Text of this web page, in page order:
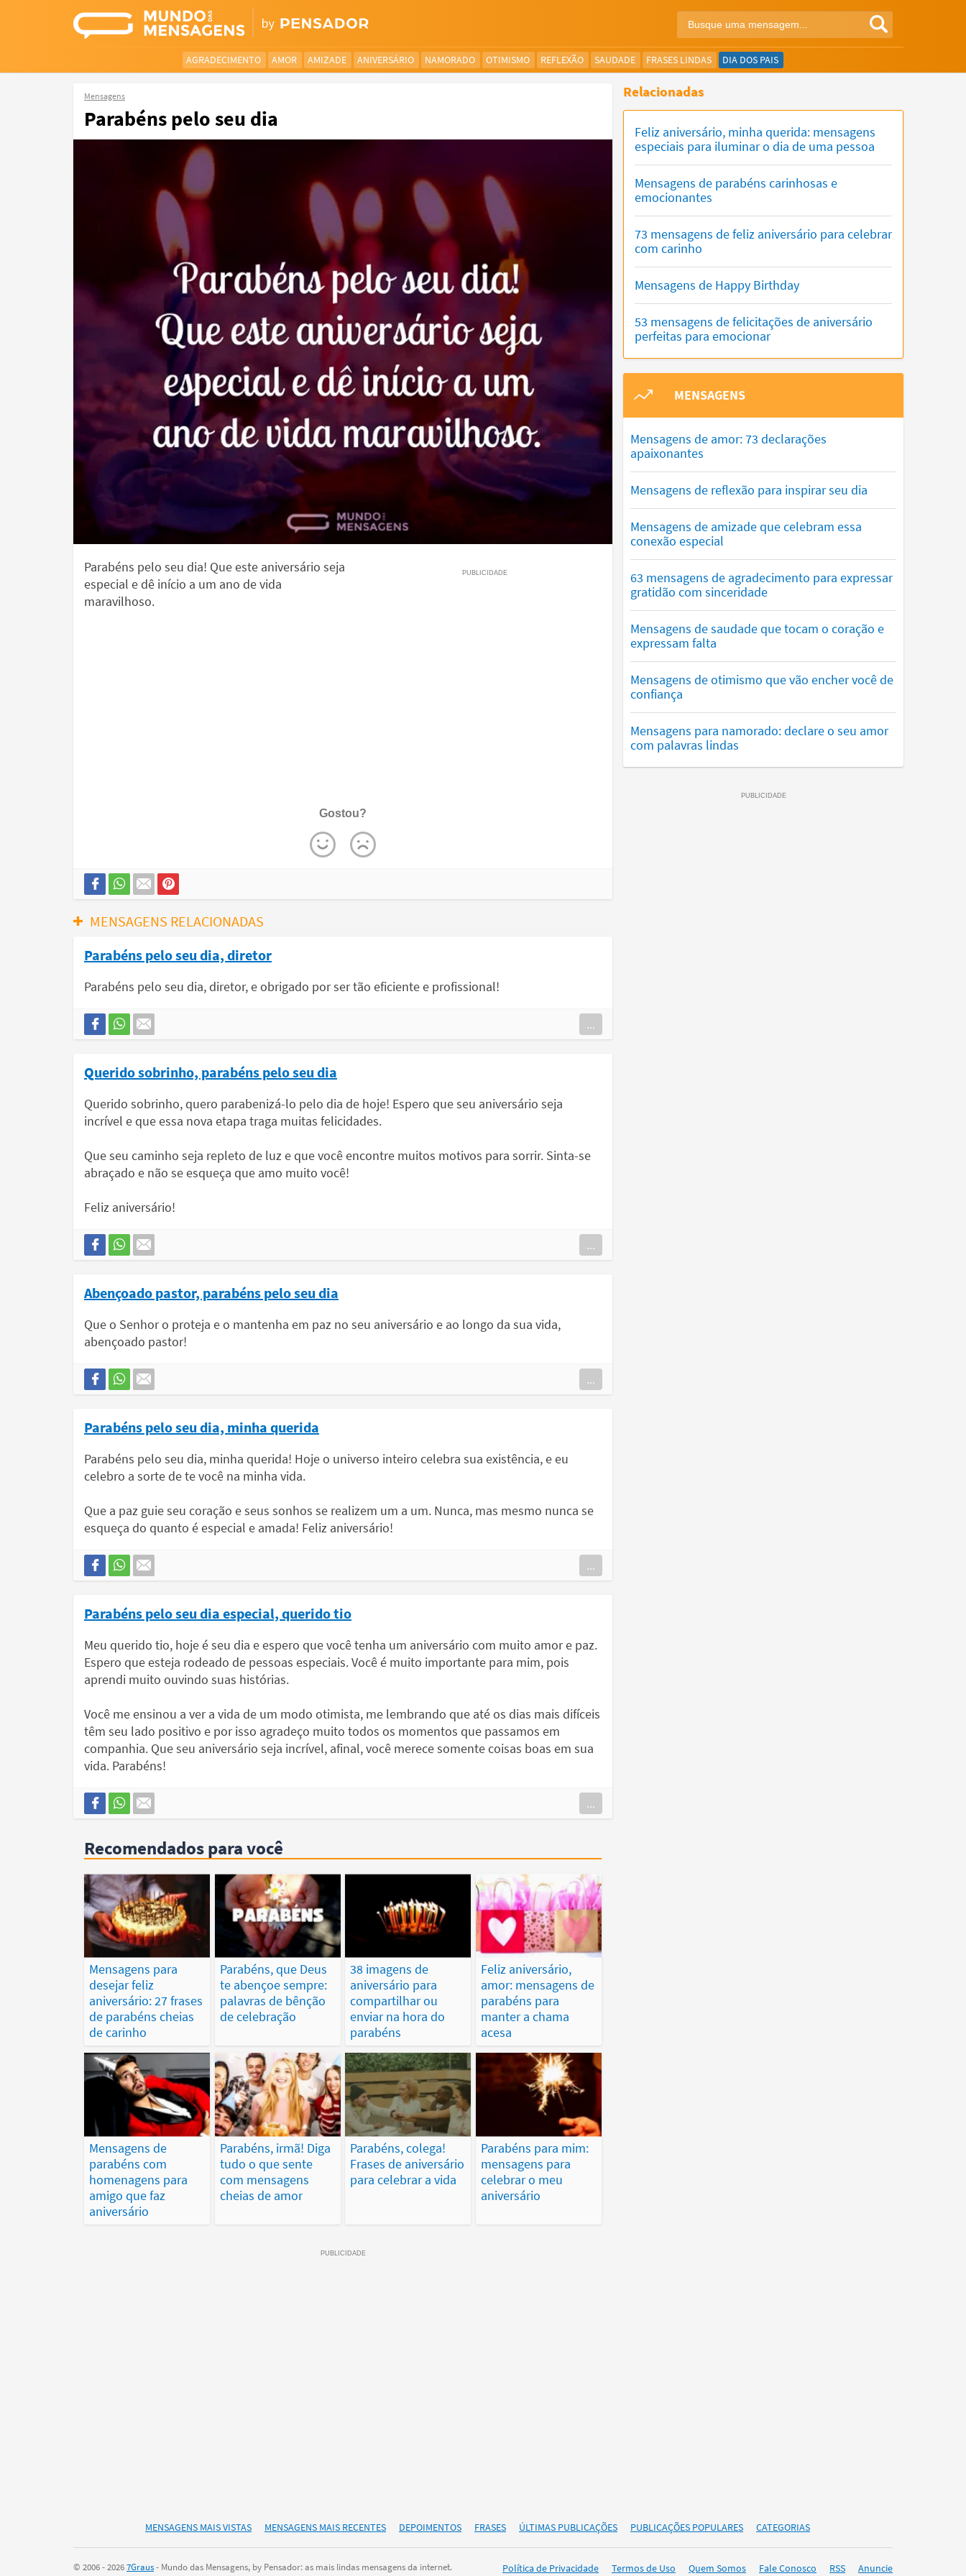
AGRADECIMENTO AMOR AMIZADE ANIVERSÁRIO NAMORADO OTIMISMO REFLEXÃO SAUDADE FRASES LINDAS DIA DOS PAIS
Mensagens
Parabéns pelo seu dia
Parabéns pelo seu dia! Que este aniversário seja
especial e dê início a um ano de vida
maravilhoso.
Gostou?
MENSAGENS RELACIONADAS
Parabéns pelo seu dia, diretor
Parabéns pelo seu dia, diretor, e obrigado por ser tão eficiente e profissional!
...
Querido sobrinho, parabéns pelo seu dia
Querido sobrinho, quero parabenizá-lo pelo dia de hoje! Espero que seu aniversário seja
incrível e que essa nova etapa traga muitas felicidades.
Que seu caminho seja repleto de luz e que você encontre muitos motivos para sorrir. Sinta-se
abraçado e não se esqueça que amo muito você!
Feliz aniversário!
...
Abençoado pastor, parabéns pelo seu dia
Que o Senhor o proteja e o mantenha em paz no seu aniversário e ao longo da sua vida,
abençoado pastor!
...
Parabéns pelo seu dia, minha querida
Parabéns pelo seu dia, minha querida! Hoje o universo inteiro celebra sua existência, e eu
celebro a sorte de te você na minha vida.
Que a paz guie seu coração e seus sonhos se realizem um a um. Nunca, mas mesmo nunca se
esqueça do quanto é especial e amada! Feliz aniversário!
...
Parabéns pelo seu dia especial, querido tio
Meu querido tio, hoje é seu dia e espero que você tenha um aniversário com muito amor e paz.
Espero que esteja rodeado de pessoas especiais. Você é muito importante para mim, pois
aprendi muito ouvindo suas histórias.
Você me ensinou a ver a vida de um modo otimista, me lembrando que até os dias mais difíceis
têm seu lado positivo e por isso agradeço muito todos os momentos que passamos em
companhia. Que seu aniversário seja incrível, afinal, você merece somente coisas boas em sua
vida. Parabéns!
...
Recomendados para você
Mensagens para
desejar feliz
aniversário: 27 frases
de parabéns cheias
de carinho
Parabéns, que Deus
te abençoe sempre:
palavras de bênção
de celebração
38 imagens de
aniversário para
compartilhar ou
enviar na hora do
parabéns
Feliz aniversário,
amor: mensagens de
parabéns para
manter a chama
acesa
Mensagens de
parabéns com
homenagens para
amigo que faz
aniversário
Parabéns, irmã! Diga
tudo o que sente
com mensagens
cheias de amor
Parabéns, colega!
Frases de aniversário
para celebrar a vida
Parabéns para mim:
mensagens para
celebrar o meu
aniversário
Relacionadas
Feliz aniversário, minha querida: mensagens
especiais para iluminar o dia de uma pessoa
Mensagens de parabéns carinhosas e
emocionantes
73 mensagens de feliz aniversário para celebrar
com carinho
Mensagens de Happy Birthday
53 mensagens de felicitações de aniversário
perfeitas para emocionar
MENSAGENS
Mensagens de amor: 73 declarações
apaixonantes
Mensagens de reflexão para inspirar seu dia
Mensagens de amizade que celebram essa
conexão especial
63 mensagens de agradecimento para expressar
gratidão com sinceridade
Mensagens de saudade que tocam o coração e
expressam falta
Mensagens de otimismo que vão encher você de
confiança
Mensagens para namorado: declare o seu amor
com palavras lindas
MENSAGENS MAIS VISTAS MENSAGENS MAIS RECENTES DEPOIMENTOS FRASES ÚLTIMAS PUBLICAÇÕES PUBLICAÇÕES POPULARES CATEGORIAS
© 2006 - 20267Graus- Mundo das Mensagens, by Pensador: as mais lindas mensagens da internet. Política de Privacidade Termos de Uso Quem Somos Fale Conosco RSS Anuncie